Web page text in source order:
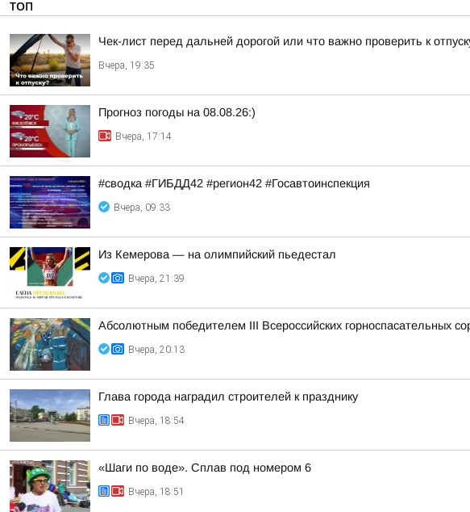
ТОП
Чек-лист перед дальней дорогой или что важно проверить к
Вчера, 19:35
Прогноз погоды на 08.08.26:)
Вчера, 17:14
#сводка #ГИБДД42 #регион42 #Госавтоинспекция
Вчера, 09:33
Из Кемерова — на олимпийский пьедестал
Вчера, 21:39
Абсолютным победителем III Всероссийских горноспасательных
Вчера, 20:13
Глава города наградил строителей к празднику
Вчера, 18:54
«Шаги по воде». Сплав под номером 6
Вчера, 18:51